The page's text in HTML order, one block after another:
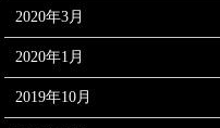
2020年3月
2020年1月
2019年10月